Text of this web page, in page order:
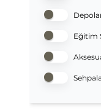
Eğitim